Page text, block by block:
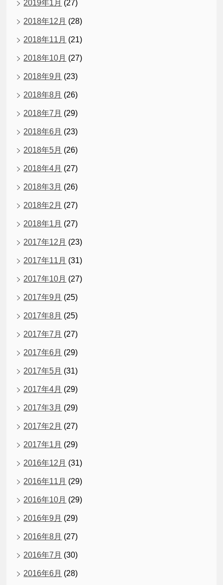
2019年1月 (27)
2018年12月 (28)
2018年11月 (21)
2018年10月 (27)
2018年9月 (23)
2018年8月 (26)
2018年7月 (29)
2018年6月 (23)
2018年5月 (26)
2018年4月 (27)
2018年3月 (26)
2018年2月 (27)
2018年1月 (27)
2017年12月 (23)
2017年11月 (31)
2017年10月 (27)
2017年9月 (25)
2017年8月 (25)
2017年7月 (27)
2017年6月 (29)
2017年5月 (31)
2017年4月 (29)
2017年3月 (29)
2017年2月 (27)
2017年1月 (29)
2016年12月 (31)
2016年11月 (29)
2016年10月 (29)
2016年9月 (29)
2016年8月 (27)
2016年7月 (30)
2016年6月 (28)